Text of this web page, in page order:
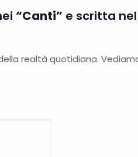
“Canti” e scritta nel
realtà quotidiana.